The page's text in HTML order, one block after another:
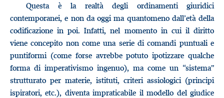
Questa è la realtà degli ordinamenti giuridici
contemporanei, e non da oggi ma quantomeno dall’età della
codificazione in poi. Infatti, nel momento in cui il diritto
viene concepito non come una serie di comandi puntuali e
puntiformi (come forse avrebbe potuto ipotizzare qualche
forma di imperativismo ingenuo), ma come un “sistema”
strutturato per materie, istituti, criteri assiologici (principi
ispiratori, etc.), diventa impraticabile il modello del giudice